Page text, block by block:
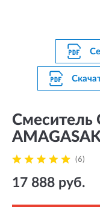
Смеситель
(6)
17 888 руб.